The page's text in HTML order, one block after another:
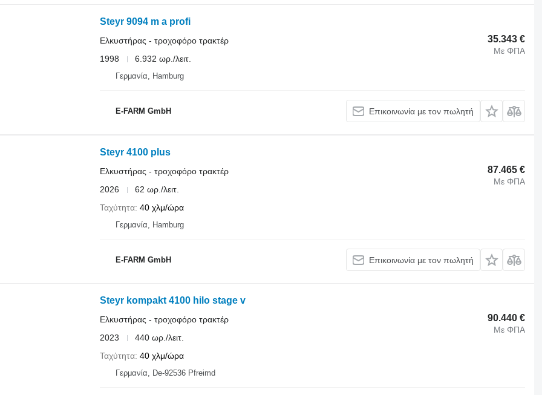
Steyr 9094 m a profi
35.343 €
Με ΦΠΑ
Ελκυστήρας - τροχοφόρο τρακτέρ
1998
6.932 ωρ./λειτ.
Γερμανία, Hamburg
E-FARM GmbH Επικοινωνία με τον πωλητή
Steyr 4100 plus
87.465 €
Με ΦΠΑ
Ελκυστήρας - τροχοφόρο τρακτέρ
2026
62 ωρ./λειτ.
Ταχύτητα 40 χλμ/ώρα
Γερμανία, Hamburg
E-FARM GmbH Επικοινωνία με τον πωλητή
Steyr kompakt 4100 hilo stage v
90.440 €
Με ΦΠΑ
Ελκυστήρας - τροχοφόρο τρακτέρ
2023
440 ωρ./λειτ.
Ταχύτητα 40 χλμ/ώρα
Γερμανία, De-92536 Pfreimd